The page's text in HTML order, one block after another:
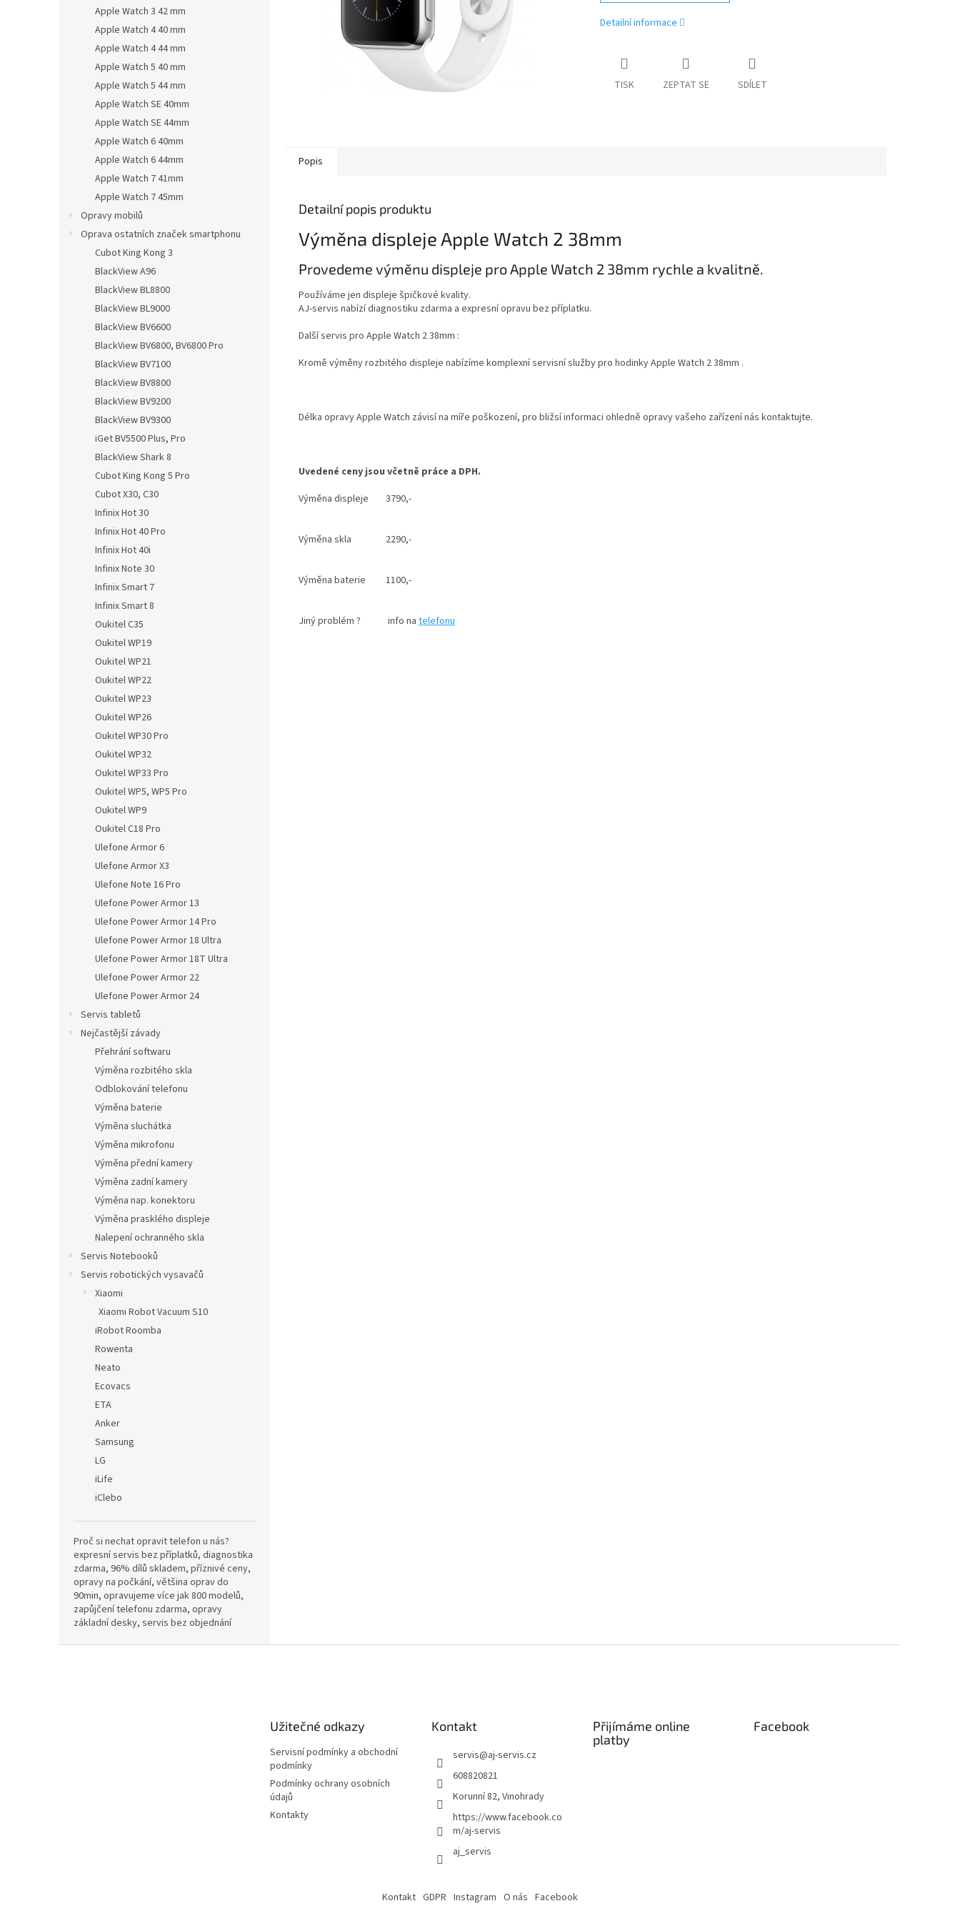
Apple Watch 3 42 mm
Apple Watch 4 40 mm
Apple Watch 4 44 mm
Apple Watch 5 40 mm
Apple Watch 5 44 mm
Apple Watch SE 40mm
Apple Watch SE 44mm
Apple Watch 6 40mm
Apple Watch 6 44mm
Apple Watch 7 41mm
Apple Watch 7 45mm
Opravy mobilů
Oprava ostatních značek smartphonu
Cubot King Kong 3
BlackView A96
BlackView BL8800
BlackView BL9000
BlackView BV6600
BlackView BV6800, BV6800 Pro
BlackView BV7100
BlackView BV8800
BlackView BV9200
BlackView BV9300
iGet BV5500 Plus, Pro
BlackView Shark 8
Cubot King Kong 5 Pro
Cubot X30, C30
Infinix Hot 30
Infinix Hot 40 Pro
Infinix Hot 40i
Infinix Note 30
Infinix Smart 7
Infinix Smart 8
Oukitel C35
Oukitel WP19
Oukitel WP21
Oukitel WP22
Oukitel WP23
Oukitel WP26
Oukitel WP30 Pro
Oukitel WP32
Oukitel WP33 Pro
Oukitel WP5, WP5 Pro
Oukitel WP9
Oukitel C18 Pro
Ulefone Armor 6
Ulefone Armor X3
Ulefone Note 16 Pro
Ulefone Power Armor 13
Ulefone Power Armor 14 Pro
Ulefone Power Armor 18 Ultra
Ulefone Power Armor 18T Ultra
Ulefone Power Armor 22
Ulefone Power Armor 24
Servis tabletů
Nejčastější závady
Přehrání softwaru
Výměna rozbitého skla
Odblokování telefonu
Výměna baterie
Výměna sluchátka
Výměna mikrofonu
Výměna přední kamery
Výměna zadní kamery
Výměna nap. konektoru
Výměna prasklého displeje
Nalepení ochranného skla
Servis Notebooků
Servis robotických vysavačů
Xiaomi
Xiaomi Robot Vacuum S10
iRobot Roomba
Rowenta
Neato
Ecovacs
ETA
Anker
Samsung
LG
iLife
iClebo
Proč si nechat opravit telefon u nás?
expresní servis bez příplatků, diagnostika
zdarma, 96% dílů skladem, příznivé ceny,
opravy na počkání, většina oprav do
90min, opravujeme více jak 800 modelů,
zapůjčení telefonu zdarma, opravy
základní desky, servis bez objednání
Detailní informace
TISK ZEPTAT SE SDÍLET
Popis
Detailní popis produktu
Výměna displeje Apple Watch 2 38mm
Provedeme výměnu displeje pro Apple Watch 2 38mm rychle a kvalitně.
Používáme jen displeje špičkové kvality.
AJ-servis nabízí diagnostiku zdarma a expresní opravu bez příplatku.
Další servis pro Apple Watch 2 38mm :
Kromě výměny rozbitého displeje nabízíme komplexní servisní služby pro hodinky Apple Watch 2 38mm .
Délka opravy Apple Watch závisí na míře poškození, pro bližsí informaci ohledně opravy vašeho zařízení nás kontaktujte.
Uvedené ceny jsou včetně práce a DPH.
Výměna displeje 3790,-
Výměna skla 2290,-
Výměna baterie 1100,-
Jiný problém ? info na telefonu
Užitečné odkazy
Servisní podmínky a obchodní
podmínky
Podmínky ochrany osobních
údajů
Kontakty
Kontakt
servis@aj-servis.cz
608820821
Korunní 82, Vinohrady
https://www.facebook.co
m/aj-servis
aj_servis
Přijímáme online
platby
Facebook
Kontakt GDPR Instagram O nás Facebook